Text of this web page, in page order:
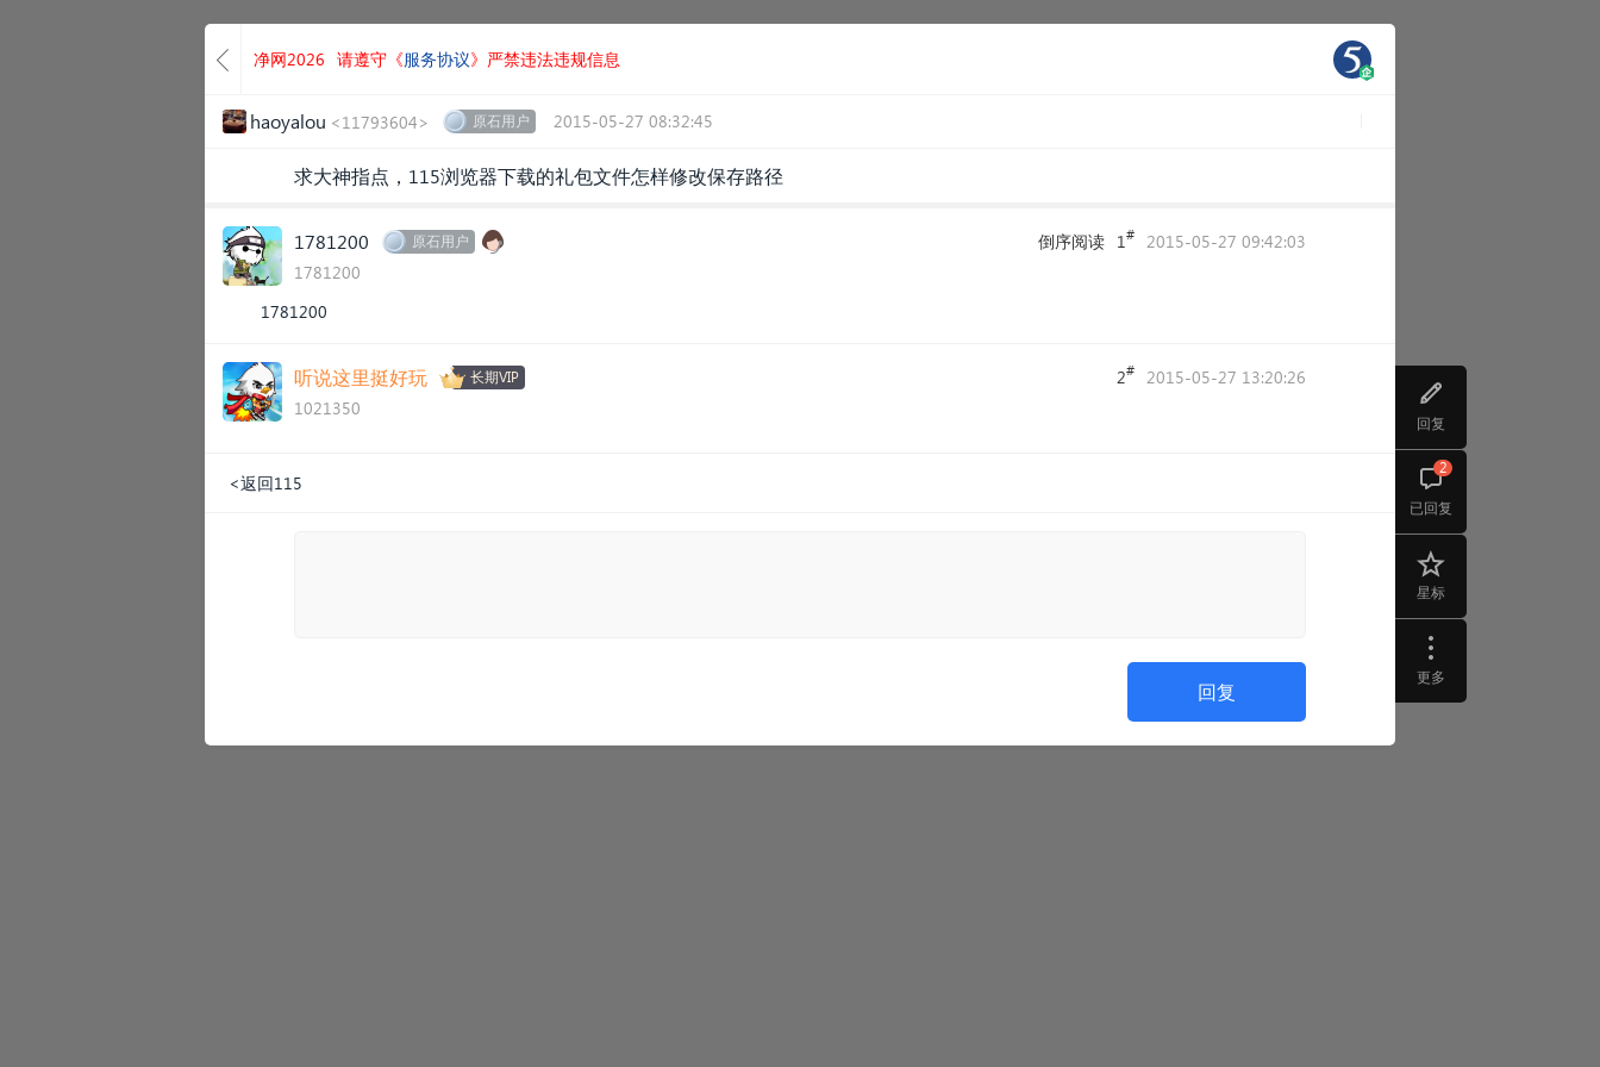
回复
已回复
2
星标
更多
净网2026 请遵守《服务协议》严禁违法违规信息
haoyalou <11793604> 原石用户 2015-05-27 08:32:45
求大神指点，115浏览器下载的礼包文件怎样修改保存路径
1781200 原石用户
1781200
倒序阅读 1# 2015-05-27 09:42:03
1781200
听说这里挺好玩 长期VIP
1021350
2# 2015-05-27 13:20:26
<返回115
回复